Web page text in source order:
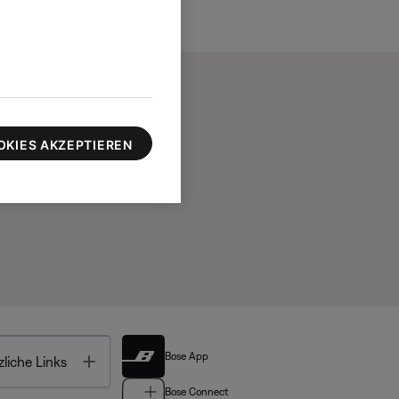
Links Toggle Bose App
Bose Connect
AKZEPTIEREN